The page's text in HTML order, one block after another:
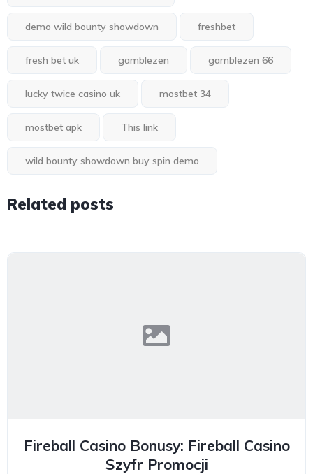
demo wild bounty showdown freshbet
fresh bet uk gamblezen gamblezen 66
lucky twice casino uk mostbet 34
mostbet apk This link
wild bounty showdown buy spin demo
Related posts
Fireball Casino Bonusy: Fireball Casino
Szyfr Promocji